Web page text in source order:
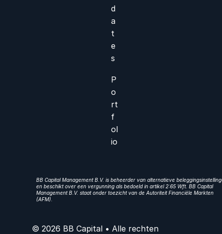
d
a
t
e
s
P
o
rt
f
ol
io
BB Capital Management B.V. is beheerder van alternatieve
en beschikt over een vergunning als bedoeld in artikel 2:65 Wft. BB Capital
Management B.V. staat onder toezicht van de Autoriteit Financiële Markten
(AFM).
© 2026 BB Capital • Alle rechten